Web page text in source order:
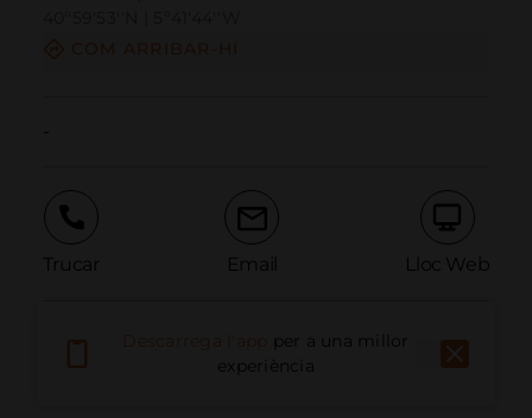
Trucar Email Lloc Web
Informar problemaper a una millor
experiència